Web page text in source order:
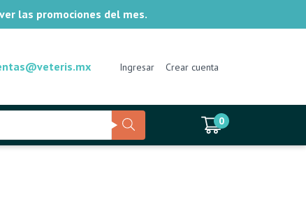
las promociones del mes.
Ingresar Crear cuenta
0